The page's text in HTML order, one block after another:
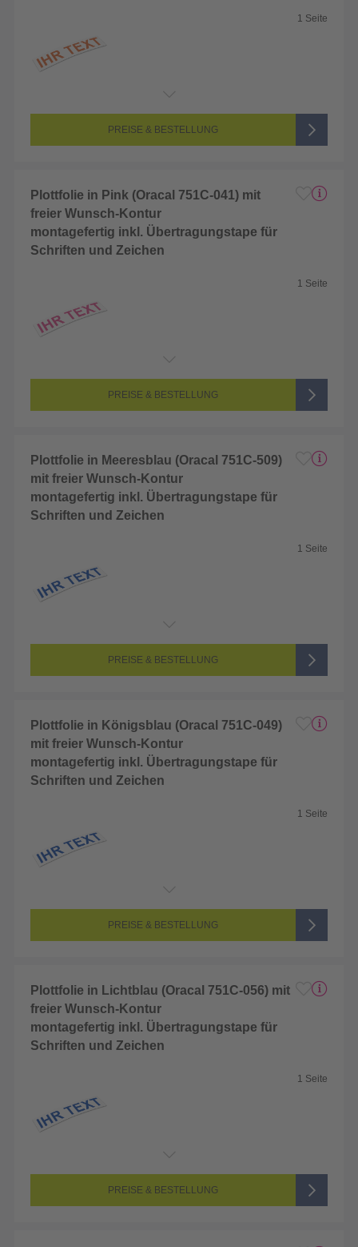
1 Seite
Seitenanzahl: 1-seitig (Unbedruckt)
UnbedrucktPREISE & BESTELLUNG
Plottfolie in Pink (Oracal 751C-041) mit
freier Wunsch-Kontur
montagefertig inkl. Übertragungstape für
Schriften und Zeichen
1 Seite
Seitenanzahl: 1-seitig (Unbedruckt)
UnbedrucktPREISE & BESTELLUNG
Plottfolie in Meeresblau (Oracal 751C-509)
mit freier Wunsch-Kontur
montagefertig inkl. Übertragungstape für
Schriften und Zeichen
1 Seite
Seitenanzahl: 1-seitig (Unbedruckt)
UnbedrucktPREISE & BESTELLUNG
Plottfolie in Königsblau (Oracal 751C-049)
mit freier Wunsch-Kontur
montagefertig inkl. Übertragungstape für
Schriften und Zeichen
1 Seite
Seitenanzahl: 1-seitig (Unbedruckt)
UnbedrucktPREISE & BESTELLUNG
Plottfolie in Lichtblau (Oracal 751C-056) mit
freier Wunsch-Kontur
montagefertig inkl. Übertragungstape für
Schriften und Zeichen
1 Seite
Seitenanzahl: 1-seitig (Unbedruckt)
UnbedrucktPREISE & BESTELLUNG